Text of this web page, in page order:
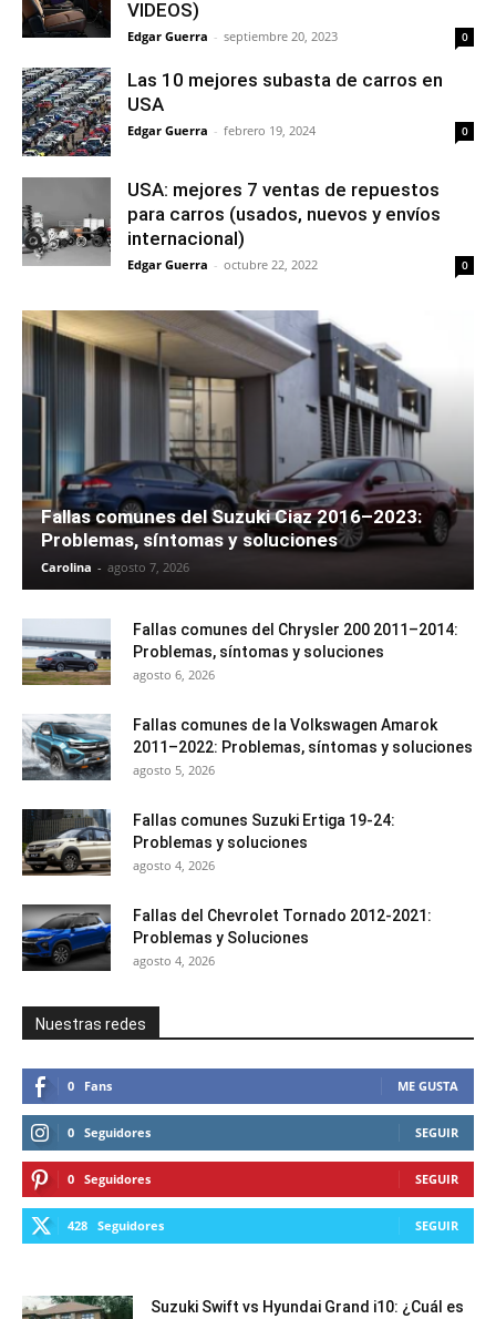
VIDEOS)
Edgar Guerra - septiembre 20, 2023 0
Las 10 mejores subasta de carros en
USA
Edgar Guerra - febrero 19, 2024 0
USA: mejores 7 ventas de repuestos
para carros (usados, nuevos y envíos
internacional)
Edgar Guerra - octubre 22, 2022 0
Fallas comunes del Suzuki Ciaz 2016–2023:
Problemas, síntomas y soluciones
Carolina - agosto 7, 2026
Fallas comunes del Chrysler 200 2011–2014:
Problemas, síntomas y soluciones
agosto 6, 2026
Fallas comunes de la Volkswagen Amarok
2011–2022: Problemas, síntomas y soluciones
agosto 5, 2026
Fallas comunes Suzuki Ertiga 19-24:
Problemas y soluciones
agosto 4, 2026
Fallas del Chevrolet Tornado 2012-2021:
Problemas y Soluciones
agosto 4, 2026
Nuestras redes
0 Fans ME GUSTA
0 Seguidores SEGUIR
0 Seguidores SEGUIR
428 Seguidores SEGUIR
Suzuki Swift vs Hyundai Grand i10: ¿Cuál es